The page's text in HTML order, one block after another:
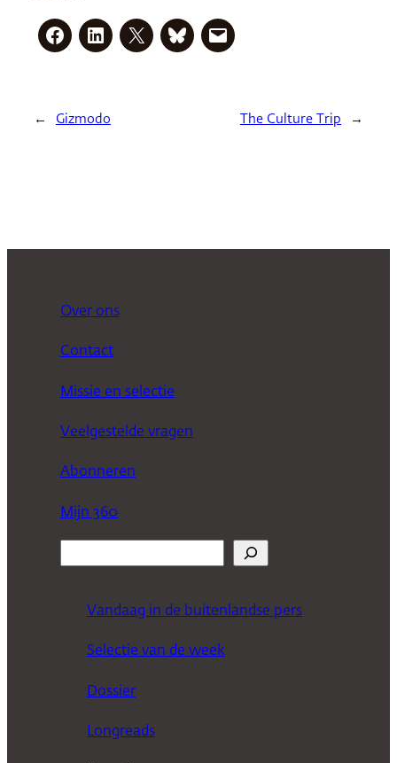
← Gizmodo The Culture Trip →
Over ons
Contact
Missie en selectie
Veelgestelde vragen
Abonneren
Mijn 360
Vandaag in de buitenlandse pers
Selectie van de week
Dossier
Longreads